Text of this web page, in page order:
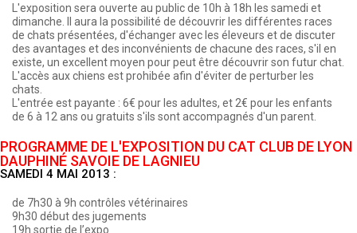
L'exposition sera ouverte au public de 10h à 18h les samedi et
dimanche. Il aura la possibilité de découvrir les différentes races
de chats présentées, d'échanger avec les éleveurs et de discuter
des avantages et des inconvénients de chacune des races, s'il en
existe, un excellent moyen pour peut être découvrir son futur chat.
L'accès aux chiens est prohibée afin d'éviter de perturber les
chats.
L'entrée est payante : 6€ pour les adultes, et 2€ pour les enfants
de 6 à 12 ans ou gratuits s'ils sont accompagnés d'un parent.
PROGRAMME DE L'EXPOSITION DU CAT CLUB DE LYON
DAUPHINÉ SAVOIE DE LAGNIEU
SAMEDI 4 MAI 2013 :
de 7h30 à 9h contrôles vétérinaires
9h30 début des jugements
19h sortie de l’expo